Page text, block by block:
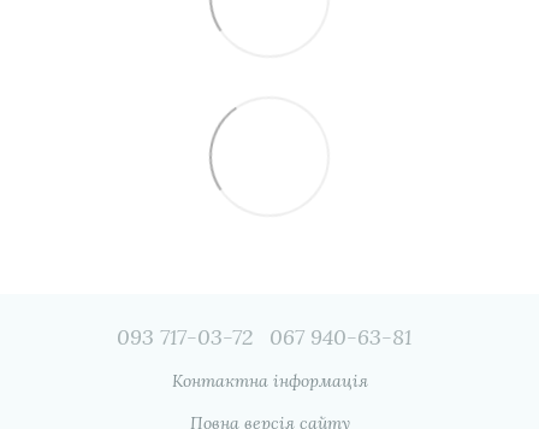
093 717-03-72 067 940-63-81
Контактна інформація
Повна версія сайту